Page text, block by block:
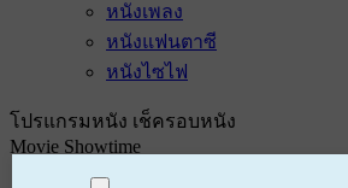
หนังเพลง
หนังแฟนตาซี
หนังไซไฟ
โปรแกรมหนัง เช็ครอบหนัง
Movie Showtime